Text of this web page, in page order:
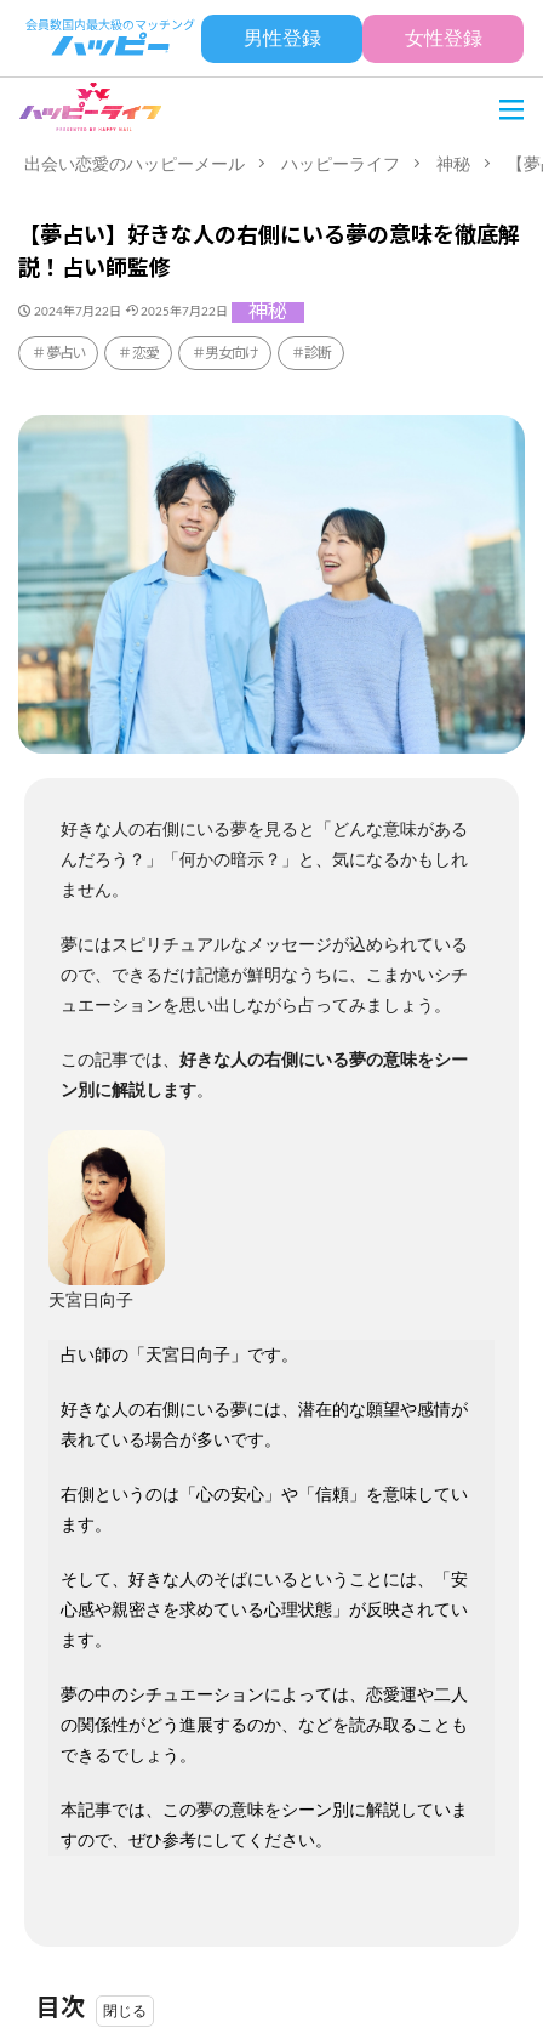
男性登録 女性登録
出会い恋愛のハッピーメール ハッピーライフ 神秘 【
【夢占い】好きな人の右側にいる夢の意味を徹底解
説！占い師監修
2024年7月22日 2025年7月22日 神秘
夢占い 恋愛 男女向け 診断
好きな人の右側にいる夢を見ると「どんな意味がある
んだろう？」「何かの暗示？」と、気になるかもしれ
ません。
夢にはスピリチュアルなメッセージが込められている
ので、できるだけ記憶が鮮明なうちに、こまかいシチ
ュエーションを思い出しながら占ってみましょう。
この記事では、 好きな人の右側にいる夢の意味をシー
ン別に解説します。
天宮日向子
占い師の「天宮日向子」です。
好きな人の右側にいる夢には、潜在的な願望や感情が
表れている場合が多いです。
右側というのは「心の安心」や「信頼」を意味してい
ます。
そして、好きな人のそばにいるということには、「安
心感や親密さを求めている心理状態」が反映されてい
ます。
夢の中のシチュエーションによっては、恋愛運や二人
の関係性がどう進展するのか、などを読み取ることも
できるでしょう。
本記事では、この夢の意味をシーン別に解説していま
すので、ぜひ参考にしてください。
目次